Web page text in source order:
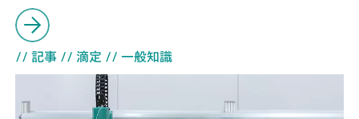
// 記事 // 滴定 // 一般知識